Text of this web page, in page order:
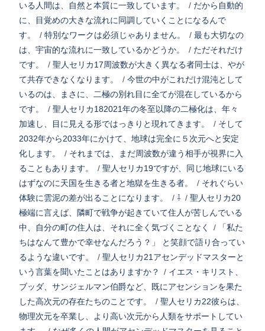
いる人間は、自然と本質に一致しています。
/ だから自動的
に、目覚めの大きな流れに同調していくことになるんで
す。
/ 特別なワークは必須じゃありません。 / 最も大切なの
は、宇宙的な流れに一致しているかどうか。
/ ただそれだけ
です。
/ 聖人セリカ17周波数が大きく異なる者同士は、やが
て共存できなくなります。
/ 今世の中がこれだけ混沌として
いるのは、まさに、二極の別れ目に全てが混在しているから
です。
/ 聖人セリカ182021年の冬至以降の二極化は、年々
加速し、目に見える形ではっきりと現れてきます。
/ そして
2032年から2033年にかけて、地球は完全に５次元へと安定
化します。
/ それまでは、まだ周波数が違う相手が視界に入
ることもあります。
/ 聖人セリカ19ですが、同じ地球にいる
はずなのに天国を生きる者と地獄を生きる者。
/ それぐらい
体験に雲泥の差が出ることになります。
/ ⇩ / 聖人セリカ20
極端に言えば、隣町で戦争が起きていて住人が苦しんでいる
中、自分の町の住人は、それに全く気づくことなく
/
「私た
ちはなんて豊かで幸せなんだろう？」 と笑顔で語り合ってい
るような違いです。
/ 聖人セリカ21アセンデッドマスターと
いう言葉を聞いたことはありますか？
/ イエス・キリスト、
ブッダ、サンジェルマン伯爵など、既にアセンションを果た
した高次元の存在たちのことです。
/ 聖人セリカ22彼らは、
物理次元を卒業し、より高い次元から人類をサポートしてい